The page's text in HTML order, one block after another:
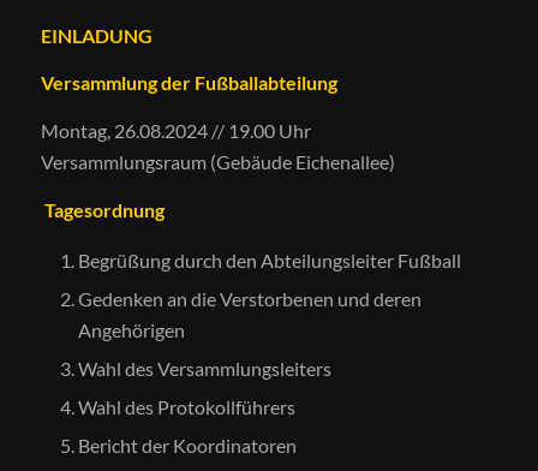
EINLADUNG
Versammlung der Fußballabteilung
Montag, 26.08.2024 // 19.00 Uhr
Versammlungsraum (Gebäude Eichenallee)
Tagesordnung
Begrüßung durch den Abteilungsleiter Fußball
Gedenken an die Verstorbenen und deren
Angehörigen
Wahl des Versammlungsleiters
Wahl des Protokollführers
Bericht der Koordinatoren